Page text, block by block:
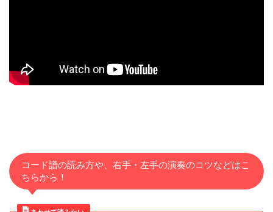
コード譜の読み方や、右手・左手の演奏のコツなどはこ
ちらから！